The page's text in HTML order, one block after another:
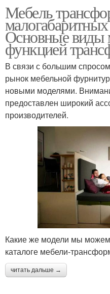
Мебель
Основные виды
функцией
В связи с большим
рынок мебельной
новыми моделями.
предоставлен широкий
производителей.
Какие же модели мы можем
каталоге мебели-
читать дальше →